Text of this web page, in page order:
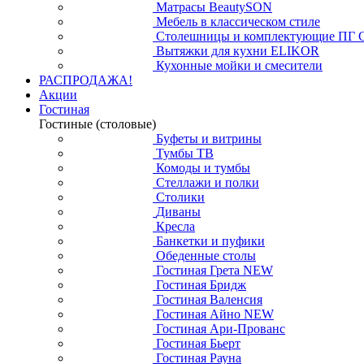
Матрасы BeautySON
Мебель в классическом стиле
Столешницы и комплектующие ПГ
Вытяжки для кухни ELIKOR
Кухонные мойки и смесители
РАСПРОДАЖА!
Акции
Гостиная
Гостиные (столовые)
Буфеты и витрины
Тумбы ТВ
Комоды и тумбы
Стеллажи и полки
Столики
Диваны
Кресла
Банкетки и пуфики
Обеденные столы
Гостиная Грета NEW
Гостиная Бридж
Гостиная Валенсия
Гостиная Айно NEW
Гостиная Ари-Прованс
Гостиная Бьерт
Гостиная Рауна